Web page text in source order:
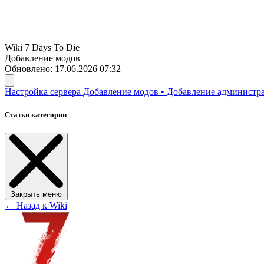
Wiki 7 Days To Die
Добавление модов
Обновлено: 17.06.2026 07:32
Настройка сервера Добавление модов • Добавление
Статьи категории
Закрыть меню
← Назад к Wiki